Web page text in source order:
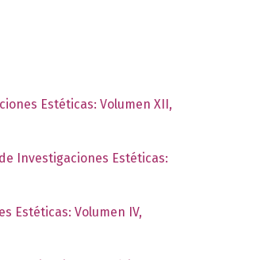
Estéticas: Volumen XII,
Investigaciones Estéticas:
Estéticas: Volumen IV,